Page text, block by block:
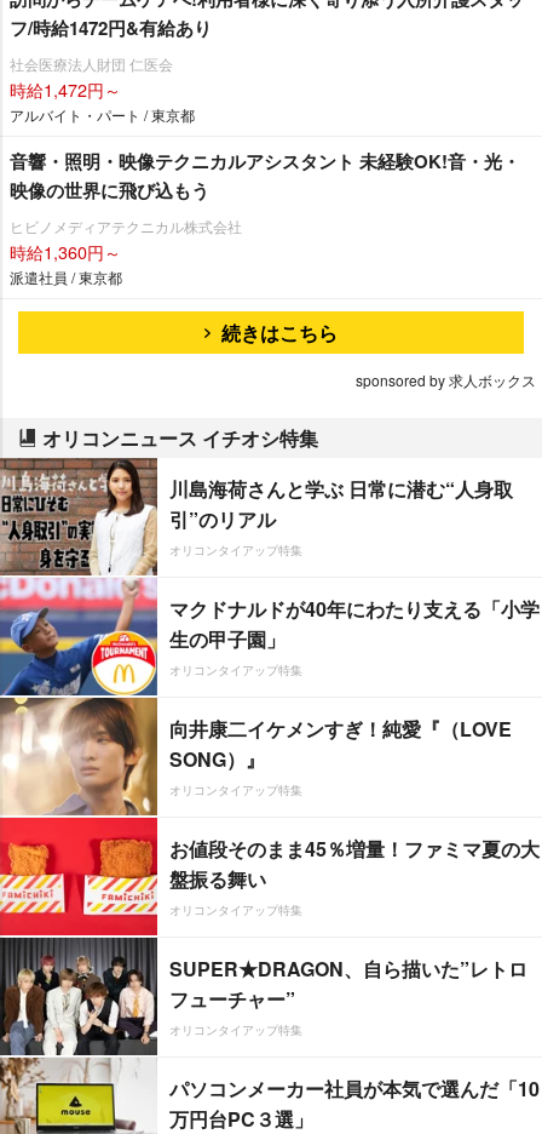
フ/時給1472円&有給あり
社会医療法人財団 仁医会
時給1,472円～
アルバイト・パート / 東京都
音響・照明・映像テクニカルアシスタント 未経験OK!音・光・
映像の世界に飛び込もう
ヒビノメディアテクニカル株式会社
時給1,360円～
派遣社員 / 東京都
続きはこちら
sponsored by 求人ボックス
オリコンニュース イチオシ特集
川島海荷さんと学ぶ 日常に潜む“人身取
引”のリアル
オリコンタイアップ特集
マクドナルドが40年にわたり支える「小学
生の甲子園」
オリコンタイアップ特集
向井康二イケメンすぎ！純愛『（LOVE
SONG）』
オリコンタイアップ特集
お値段そのまま45％増量！ファミマ夏の大
盤振る舞い
オリコンタイアップ特集
SUPER★DRAGON、自ら描いた”レトロ
フューチャー”
オリコンタイアップ特集
パソコンメーカー社員が本気で選んだ「10
万円台PC３選」